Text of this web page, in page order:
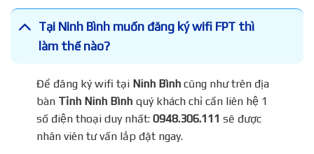
Tại Ninh Bình muốn đăng ký wifi FPT thì
làm thế nào?
Để đăng ký wifi tạiNinh Bìnhcũng như trên địa
bànTỉnh Ninh Bìnhquý khách chỉ cần liên hệ 1
số điện thoại duy nhất:0948.306.111 sẽ được
nhân viên tư vấn lắp đặt ngay.